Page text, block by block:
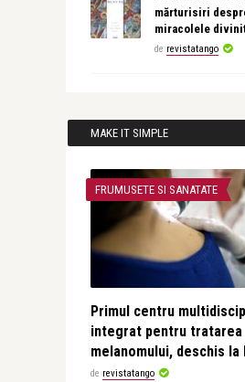
mărturisiri
miracolele
de revistatango
MAKE IT SIMPLE
FRUMUSETE SI SANATATE
Primul centru
integrat pentru tratarea
melanomului, deschis la
de revistatango